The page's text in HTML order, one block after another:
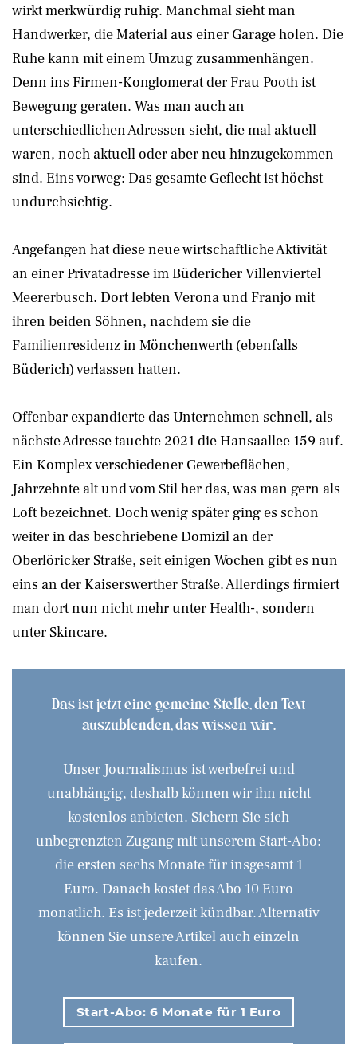
wirkt merkwürdig ruhig. Manchmal sieht man
Handwerker, die Material aus einer Garage holen. Die
Ruhe kann mit einem Umzug zusammenhängen.
Denn ins Firmen-Konglomerat der Frau Pooth ist
Bewegung geraten. Was man auch an
unterschiedlichen Adressen sieht, die mal aktuell
waren, noch aktuell oder aber neu hinzugekommen
sind. Eins vorweg: Das gesamte Geflecht ist höchst
undurchsichtig.
Angefangen hat diese neue wirtschaftliche Aktivität
an einer Privatadresse im Büdericher Villenviertel
Meererbusch. Dort lebten Verona und Franjo mit
ihren beiden Söhnen, nachdem sie die
Familienresidenz in Mönchenwerth (ebenfalls
Büderich) verlassen hatten.
Offenbar expandierte das Unternehmen schnell, als
nächste Adresse tauchte 2021 die Hansaallee 159 auf.
Ein Komplex verschiedener Gewerbeflächen,
Jahrzehnte alt und vom Stil her das, was man gern als
Loft bezeichnet. Doch wenig später ging es schon
weiter in das beschriebene Domizil an der
Oberlöricker Straße, seit einigen Wochen gibt es nun
eins an der Kaiserswerther Straße. Allerdings firmiert
man dort nun nicht mehr unter Health-, sondern
unter Skincare.
Das ist jetzt eine gemeine Stelle, den Text
auszublenden, das wissen wir.
Unser Journalismus ist werbefrei und
unabhängig, deshalb können wir ihn nicht
kostenlos anbieten. Sichern Sie sich
unbegrenzten Zugang mit unserem Start-Abo:
die ersten sechs Monate für insgesamt 1
Euro. Danach kostet das Abo 10 Euro
monatlich. Es ist jederzeit kündbar. Alternativ
können Sie unsere Artikel auch einzeln
kaufen.
Start-Abo: 6 Monate für 1 Euro